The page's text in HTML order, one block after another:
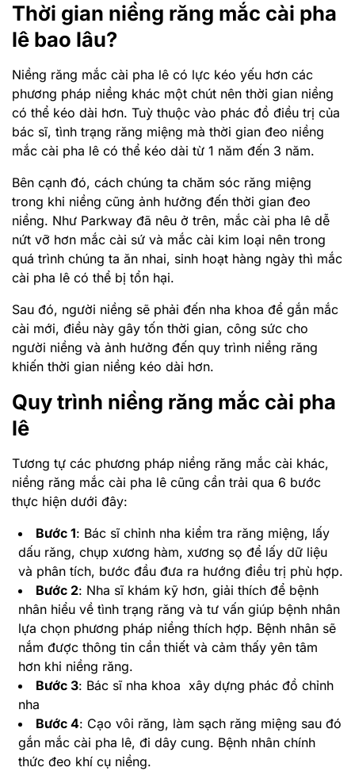
Thời gian niềng răng mắc cài pha
lê bao lâu?
Niềng răng mắc cài pha lê có lực kéo yếu hơn các
phương pháp niềng khác một chút nên thời gian niềng
có thể kéo dài hơn. Tuỳ thuộc vào phác đồ điều trị của
bác sĩ, tình trạng răng miệng mà thời gian đeo niềng
mắc cài pha lê có thể kéo dài từ 1 năm đến 3 năm.
Bên cạnh đó, cách chúng ta chăm sóc răng miệng
trong khi niềng cũng ảnh hưởng đến thời gian đeo
niềng. Như Parkway đã nêu ở trên, mắc cài pha lê dễ
nứt vỡ hơn mắc cài sứ và mắc cài kim loại nên trong
quá trình chúng ta ăn nhai, sinh hoạt hàng ngày thì mắc
cài pha lê có thể bị tổn hại.
Sau đó, người niềng sẽ phải đến nha khoa để gắn mắc
cài mới, điều này gây tốn thời gian, công sức cho
người niềng và ảnh hưởng đến quy trình niềng răng
khiến thời gian niềng kéo dài hơn.
Quy trình niềng răng mắc cài pha
lê
Tương tự các phương pháp niềng răng mắc cài khác,
niềng răng mắc cài pha lê cũng cần trải qua 6 bước
thực hiện dưới đây:
Bước 1: Bác sĩ chỉnh nha kiểm tra răng miệng, lấy
dấu răng, chụp xương hàm, xương sọ để lấy dữ liệu
và phân tích, bước đầu đưa ra hướng điều trị phù hợp.
Bước 2: Nha sĩ khám kỹ hơn, giải thích để bệnh
nhân hiểu về tình trạng răng và tư vấn giúp bệnh nhân
lựa chọn phương pháp niềng thích hợp. Bệnh nhân sẽ
nắm được thông tin cần thiết và cảm thấy yên tâm
hơn khi niềng răng.
Bước 3: Bác sĩ nha khoa xây dựng phác đồ chỉnh
nha
Bước 4: Cạo vôi răng, làm sạch răng miệng sau đó
gắn mắc cài pha lê, đi dây cung. Bệnh nhân chính
thức đeo khí cụ niềng.